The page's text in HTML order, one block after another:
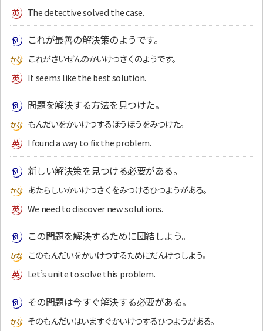
The detective solved the case.
これが最善の解決策のようです。
これがさいぜんのかいけつさくのようです。
It seems like the best solution.
問題を解決する方法を見つけた。
もんだいをかいけつするほうほうをみつけた。
I found a way to fix the problem.
新しい解決策を見つける必要がある。
あたらしいかいけつさくをみつけるひつようがある。
We need to discover new solutions.
この問題を解決するために団結しよう。
このもんだいをかいけつするためにだんけつしよう。
Let’s unite to solve this problem.
その問題は今すぐ解決する必要がある。
そのもんだいはいますぐかいけつするひつようがある。